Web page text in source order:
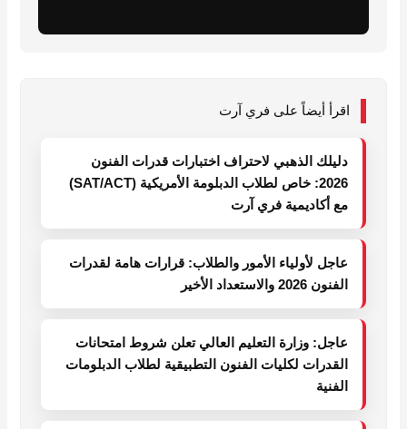
اقرأ أيضاً على فري آرت
دليلك الذهبي لاحتراف اختبارات قدرات الفنون
2026: خاص لطلاب الدبلومة الأمريكية (SAT/ACT)
مع أكاديمية فري آرت
عاجل لأولياء الأمور والطلاب: قرارات هامة لقدرات
الفنون 2026 والاستعداد الأخير
عاجل: وزارة التعليم العالي تعلن شروط امتحانات
القدرات لكليات الفنون التطبيقية لطلاب الدبلومات
الفنية